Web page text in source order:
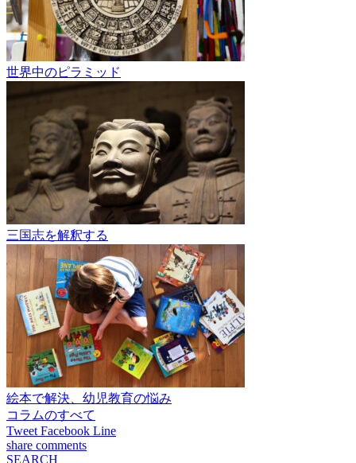
世界中のピラミッド
三国志を解釈する
絵本で解決、幼児教育の悩み
コラムのすべて
Tweet Facebook Line
share comments
SEARCH